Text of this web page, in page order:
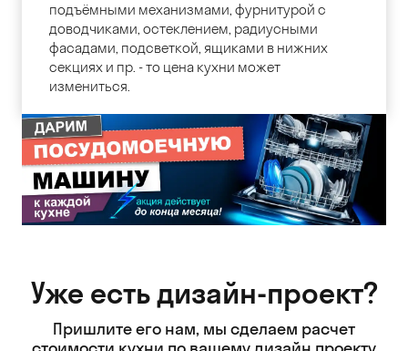
подъёмными механизмами, фурнитурой с
доводчиками, остеклением, радиусными
фасадами, подсветкой, ящиками в нижних
секциях и пр. - то цена кухни может
измениться.
Уже есть дизайн-проект?
Пришлите его нам, мы сделаем расчет